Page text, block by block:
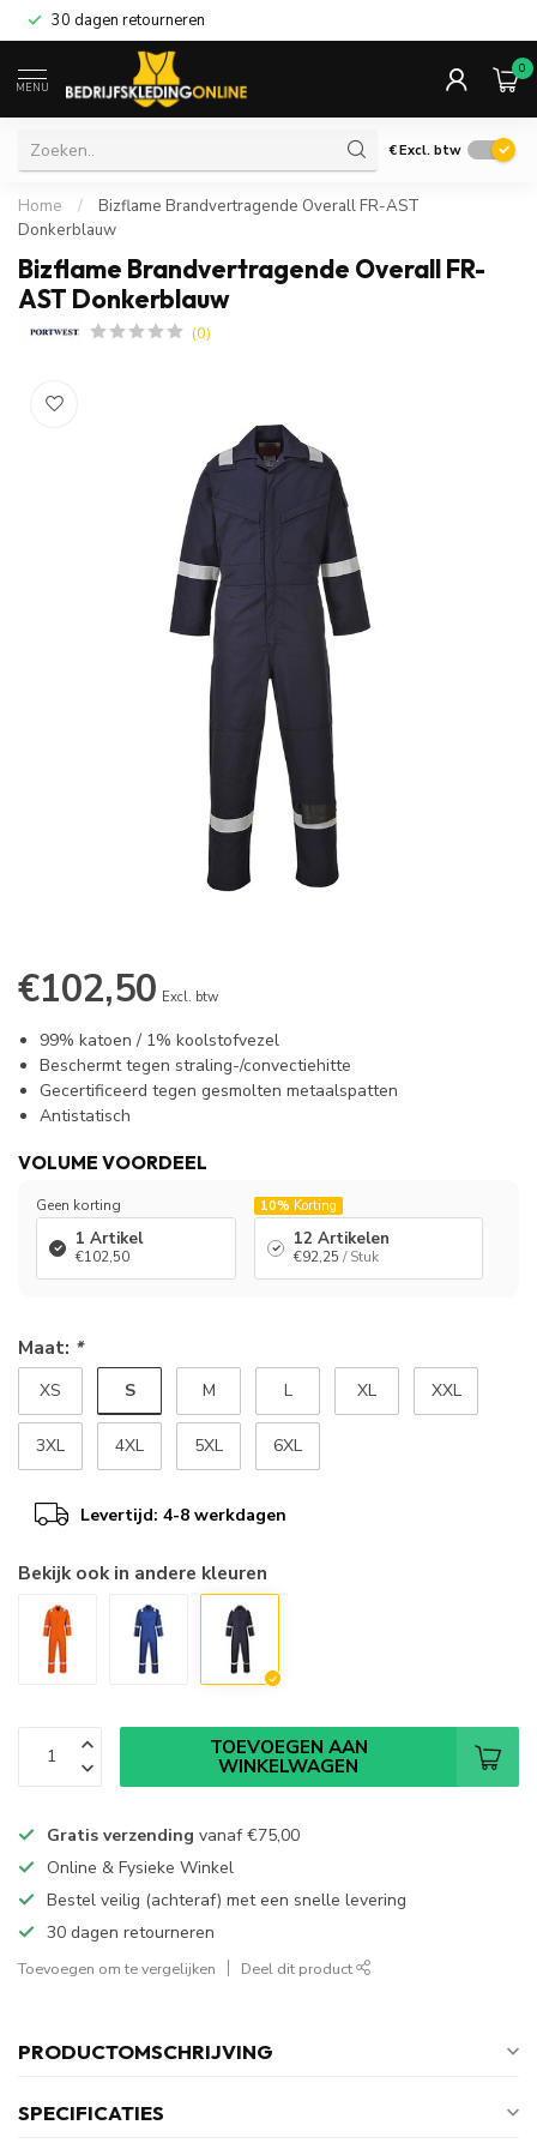
30 dagen retourneren
MENU
0
€Excl. btw
Home /
Bizflame Brandvertragende Overall FR-AST
Donkerblauw
Bizflame Brandvertragende Overall FR-
AST Donkerblauw
(0)
€102,50 Excl. btw
99% katoen / 1% koolstofvezel
Beschermt tegen straling-/convectiehitte
Gecertificeerd tegen gesmolten metaalspatten
Antistatisch
VOLUME VOORDEEL
Geen korting
1 Artikel
€102,50
10% Korting
12 Artikelen
€92,25 / Stuk
Maat: *
XS S M L XL XXL
3XL 4XL 5XL 6XL
Levertijd: 4-8 werkdagen
Bekijk ook in andere kleuren
TOEVOEGEN AAN
WINKELWAGEN
Gratis verzending vanaf€75,00
Online & Fysieke Winkel
Bestel veilig (achteraf) met een snelle levering
30 dagen retourneren
Toevoegen om te vergelijken Deel dit product
PRODUCTOMSCHRIJVING
SPECIFICATIES